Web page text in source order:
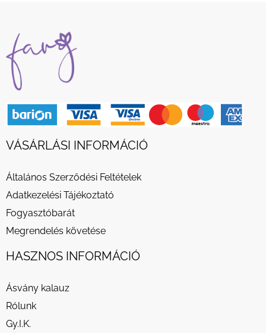
VÁSÁRLÁSI INFORMÁCIÓ
Általános Szerződési Feltételek
Adatkezelési Tájékoztató
Fogyasztóbarát
Megrendelés követése
HASZNOS INFORMÁCIÓ
Ásvány kalauz
Rólunk
Gy.I.K.